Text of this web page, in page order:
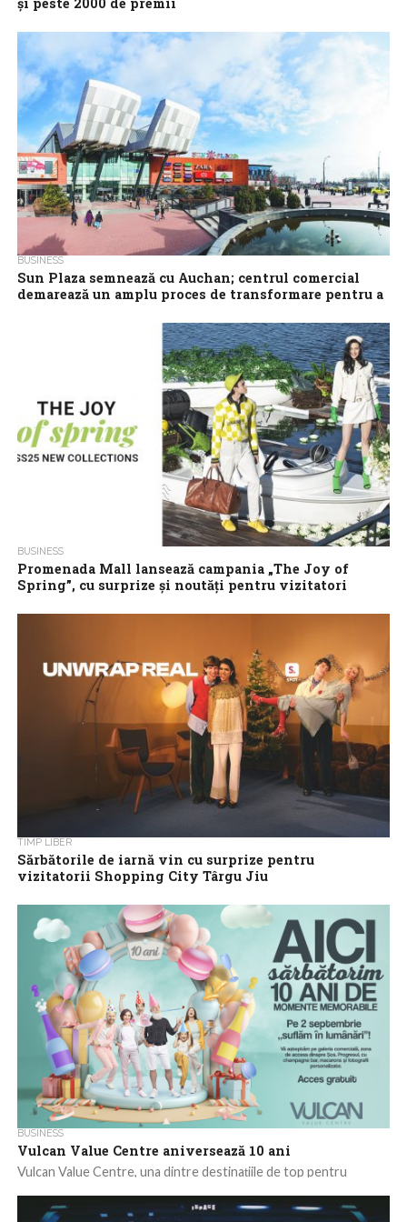
și peste 2000 de premii
campanie aniversară dedicată comunității care i-a fost alături în
toată această perioadă. Sub...
BUSINESS
Sun Plaza semnează cu Auchan; centrul comercial
demarează un amplu proces de transformare pentru a
CPI România, proprietarul centrului comercial Sun Plaza, anunță
extinderea mixului de chiriași prin atragerea unui nou partener
strategic: Auchan. Ca urmare a...
BUSINESS
Promenada Mall lansează campania „The Joy of
Spring”, cu surprize și noutăți pentru vizitatori
TIMP LIBER
Sărbătorile de iarnă vin cu surprize pentru
vizitatorii Shopping City Târgu Jiu
surprize pentru vizitatorii care vor trece pragul centrului
comercial. De la...
BUSINESS
Vulcan Value Centre aniversează 10 ani
Vulcan Value Centre, una dintre destinațiile de top pentru
această ocazie, centrul comercial...